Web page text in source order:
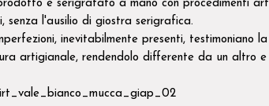
è serigrafato a mano con procedimenti
senza l'ausilio di giostra serigrafica.
inevitabilmente presenti, testimoniano
artigianale, rendendolo differente da un altro e